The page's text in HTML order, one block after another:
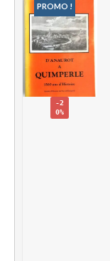
PROMO !
-2
0%